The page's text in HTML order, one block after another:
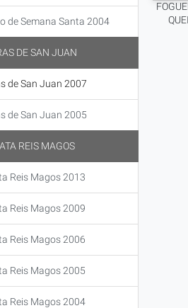
de Semana Santa 2004
DE SAN JUAN
de San Juan 2007
de San Juan 2005
REIS MAGOS
Reis Magos 2013
Reis Magos 2009
Reis Magos 2006
Reis Magos 2005
Reis Magos 2004